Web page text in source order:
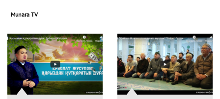
Munara TV